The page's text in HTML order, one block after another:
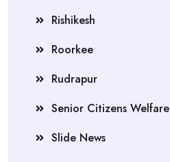
Rishikesh
Roorkee
Rudrapur
Senior Citizens Welfare
Slide News